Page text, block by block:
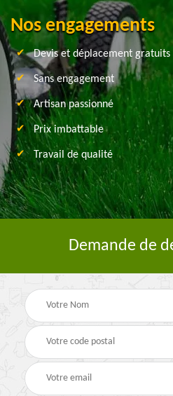
Nos engagements
Devis et déplacement gratuits
Sans engagement
Artisan passionné
Prix imbattable
Travail de qualité
Demande de